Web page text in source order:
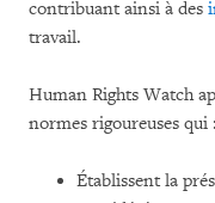
contribuant ainsi à des
travail.
Human Rights Watch
normes rigoureuses qui :
Établissent la